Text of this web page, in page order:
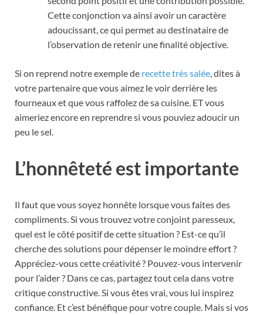
Cette conjonction va ainsi avoir un caractère
adoucissant, ce qui permet au destinataire de
l’observation de retenir une finalité objective.
Si on reprend notre exemple de recette très salée, dites à
votre partenaire que vous aimez le voir derrière les
fourneaux et que vous raffolez de sa cuisine. ET vous
aimeriez encore en reprendre si vous pouviez adoucir un
peu le sel.
L’honnêteté est importante
Il faut que vous soyez honnête lorsque vous faites des
compliments. Si vous trouvez votre conjoint paresseux,
quel est le côté positif de cette situation ? Est-ce qu’il
cherche des solutions pour dépenser le moindre effort ?
Appréciez-vous cette créativité ? Pouvez-vous intervenir
pour l’aider ? Dans ce cas, partagez tout cela dans votre
critique constructive. Si vous êtes vrai, vous lui inspirez
confiance. Et c’est bénéfique pour votre couple. Mais si vos